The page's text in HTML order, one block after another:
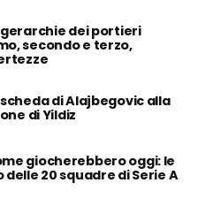
dei portieri
secondo e terzo,
di Alajbegovic alla
di Yildiz
giocherebbero oggi: le
20 squadre di Serie A